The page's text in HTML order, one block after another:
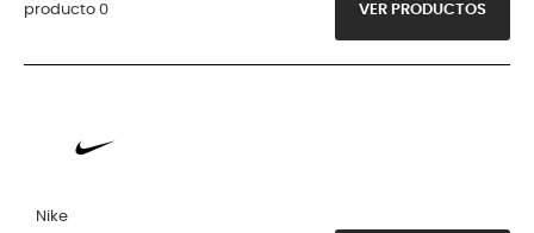
producto 0 VER PRODUCTOS
Nike